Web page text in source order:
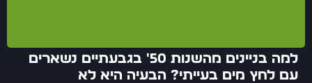
למה בניינים מהשנות 50' בגבעתיים נשארים
עם לחץ מים בעייתי? הבעיה היא לא